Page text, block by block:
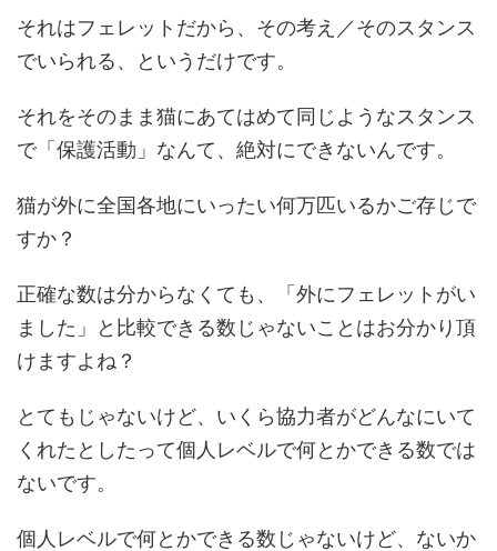
それはフェレットだから、その考え／そのスタンス
でいられる、というだけです。
それをそのまま猫にあてはめて同じようなスタンス
で「保護活動」なんて、絶対にできないんです。
猫が外に全国各地にいったい何万匹いるかご存じで
すか？
正確な数は分からなくても、「外にフェレットがい
ました」と比較できる数じゃないことはお分かり頂
けますよね？
とてもじゃないけど、いくら協力者がどんなにいて
くれたとしたって個人レベルで何とかできる数では
ないです。
個人レベルで何とかできる数じゃないけど、ないか